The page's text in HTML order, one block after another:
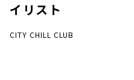
イリスト
CITY CHILL CLUB